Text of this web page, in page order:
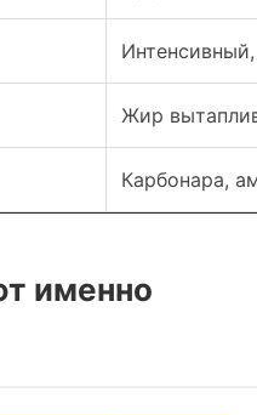
Жир
Карбонара,
именно